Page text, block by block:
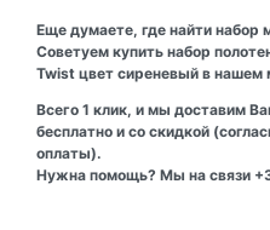
Еще думаете, где найти набор
Советуем купить набор
Twist цвет сиреневый в нашем
Всего 1 клик, и мы доставим
бесплатно и со скидкой
оплаты).
Нужна помощь? Мы на связи